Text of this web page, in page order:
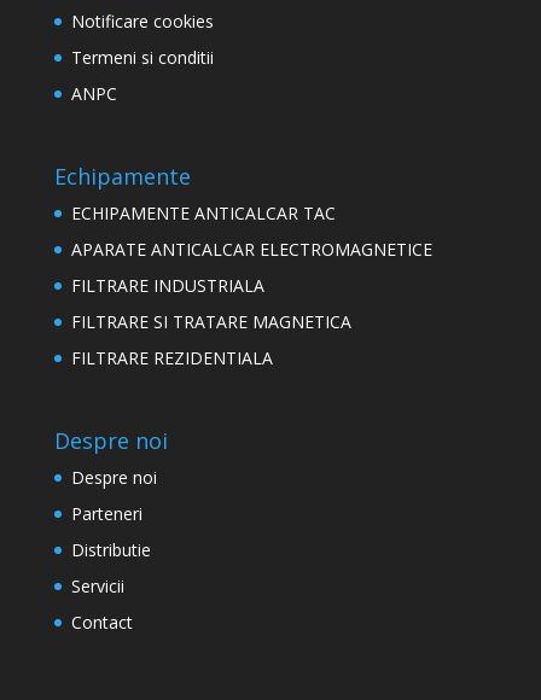
Notificare cookies
Termeni si conditii
ANPC
Echipamente
ECHIPAMENTE ANTICALCAR TAC
APARATE ANTICALCAR ELECTROMAGNETICE
FILTRARE INDUSTRIALA
FILTRARE SI TRATARE MAGNETICA
FILTRARE REZIDENTIALA
Despre noi
Despre noi
Parteneri
Distributie
Servicii
Contact